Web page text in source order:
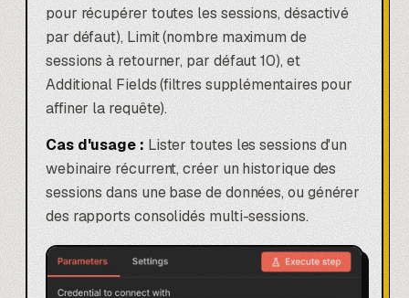
pour récupérer toutes les sessions, désactivé
par défaut), Limit (nombre maximum de
sessions à retourner, par défaut 10), et
Additional Fields (filtres supplémentaires pour
affiner la requête).
Cas d'usage :Lister toutes les sessions d'un
webinaire récurrent, créer un historique des
sessions dans une base de données, ou générer
des rapports consolidés multi-sessions.